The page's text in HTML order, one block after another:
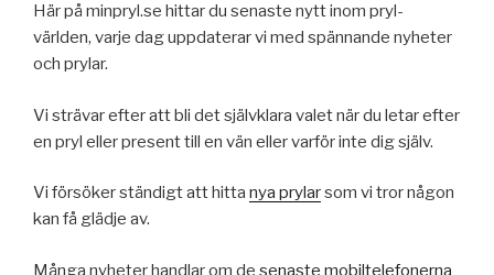
Här på minpryl.se hittar du senaste nytt inom pryl-
världen, varje dag uppdaterar vi med spännande nyheter
och prylar.
Vi strävar efter att bli det självklara valet när du letar efter
en pryl eller present till en vän eller varför inte dig själv.
Vi försöker ständigt att hitta nya prylarsom vi tror någon
kan få glädje av.
Många nyheter handlar om de senaste mobiltelefonerna